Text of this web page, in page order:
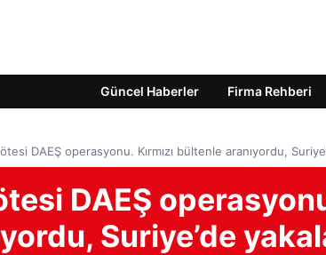
Güncel Haberler Firma Rehberi
ötesi DAEŞ operasyonu. Kırmızı bültenle aranıyordu,
DAEŞ
Suriye’de